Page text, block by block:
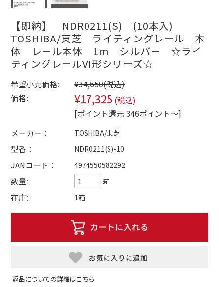
【即納】 NDR0211(S) (10本入)
TOSHIBA/東芝 ライティングレール 本
体 レール本体 1m シルバー ☆ライ
ティングレールVI形シリーズ☆
希望小売価格: ¥34,650(税込)
価格:
¥17,325 (税込)
[ポイント還元 346ポイント～]
メーカー：
TOSHIBA/東芝
型番： NDR0211(S)-10
JANコード： 4974550582292
数量: 箱
在庫: 1箱
返品についての詳細はこちら